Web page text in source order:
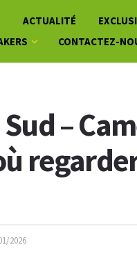
ACTUALITÉ
CONTACTEZ-
–
2026